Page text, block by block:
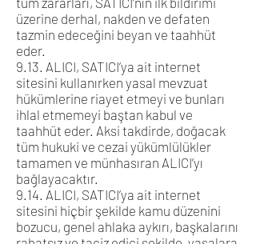
üzerine derhal, nakden ve defaten
tazmin edeceğini beyan ve taahhüt
eder.
9.13. ALICI, SATICI’ya ait internet
sitesini kullanırken yasal mevzuat
hükümlerine riayet etmeyi ve bunları
ihlal etmemeyi baştan kabul ve
taahhüt eder. Aksi takdirde, doğacak
tüm hukuki ve cezai yükümlülükler
tamamen ve münhasıran ALICI’yı
bağlayacaktır.
9.14. ALICI, SATICI’ya ait internet
sitesini hiçbir şekilde kamu düzenini
bozucu, genel ahlaka aykırı, başkalarını